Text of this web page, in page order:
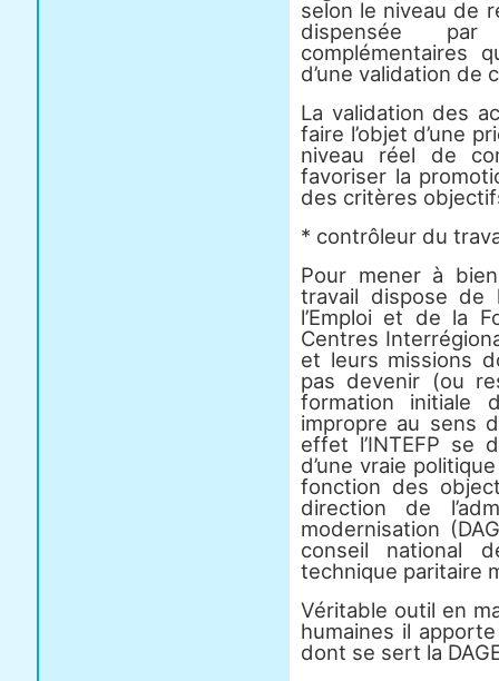
selon le niveau de
dispensée
complémentaires
d’une validation de
La validation des
faire l’objet d’une
niveau réel de
favoriser la
des critères
* contrôleur du
Pour mener à
travail dispose de
l’Emploi et de la
Centres
et leurs missions
pas devenir (ou
formation initiale
impropre au sens
effet l’INTEFP se
d’une vraie
fonction des
direction de
modernisation
conseil national
technique paritaire
Véritable outil en
humaines il
dont se sert la